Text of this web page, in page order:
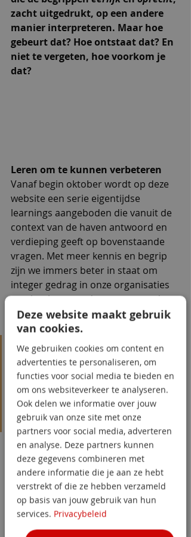
zacht uitgedrukt, op een andere
manier interpreteren. Maar hoe
gebeurt dat? Hoe ontstaat dat? En
niet te vergeten, hoe voorkom je
dat?
Leren om te kunnen verbeteren
Vanaf begin oktober wordt op deze
website een serie eigentijdse
learnings aangeboden die vanuit de
context van de haven antwoord en
verdieping geeft op bovenstaande
vragen. Met meer kennis en begrip
zijn we immers beter in staat om
integer gedrag in onze organisaties
te stimuleren en daarmee weer de
weerbaarheid tegenover
drugscriminelen te vergroten.
drugssmokkel is afhankelijk
van mensen die de begrippen
eerlijk en oprecht, zacht
uitgedrukt, op een andere
manier interpreteren.
Wie zijn ‘we’?
De learnings zijn bedoeld voor
iedereen die hierin een rol speelt, of
het nu is als bedrijf of organisatie,
werknemer, HR-specialist,
leidinggevende, PFSO-er, etc.
Via infographics, blogs,
Deze website maakt gebruik
van cookies.
We gebruiken cookies om content en
advertenties te personaliseren, om
functies voor social media te bieden en
om ons websiteverkeer te analyseren.
Ook delen we informatie over jouw
gebruik van onze site met onze
partners voor social media, adverteren
en analyse. Deze partners kunnen
deze gegevens combineren met
andere informatie die je aan ze hebt
verstrekt of die ze hebben verzameld
op basis van jouw gebruik van hun
services. Privacybeleid